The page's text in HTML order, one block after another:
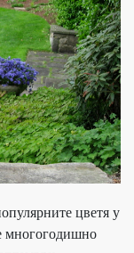
цветя у
многогодишно